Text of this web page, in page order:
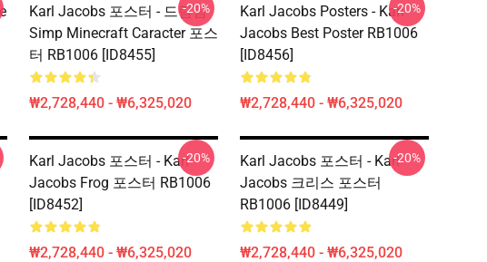
Karl Jacobs 포스터 - 드림팀
Simp Minecraft Caracter 포스
터 RB1006 [ID8455]
₩2,728,440 - ₩6,325,020
-20%
Karl Jacobs Posters - Karl
Jacobs Best Poster RB1006
[ID8456]
₩2,728,440 - ₩6,325,020
-20%
Karl Jacobs 포스터 - Karl
Jacobs Frog 포스터 RB1006
[ID8452]
₩2,728,440 - ₩6,325,020
-20%
Karl Jacobs 포스터 - Karl
Jacobs 크리스 포스터
RB1006 [ID8449]
₩2,728,440 - ₩6,325,020
-20%